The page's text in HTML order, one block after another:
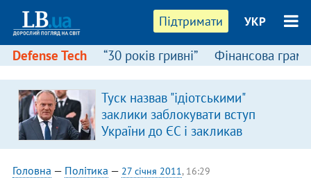
Підтримати УКР
Defense Tech “30 років гривні” Фінансова
Туск назвав "ідіотськими"
заклики заблокувати вступ
України до ЄС і закликав
припинити антиукраїнську
риторику
Головна — Політика — 27 січня 2011, 16:29